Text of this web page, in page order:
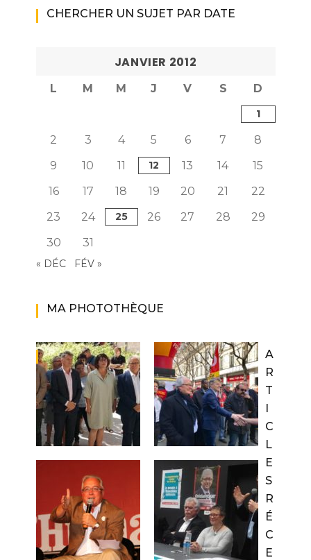
CHERCHER UN SUJET PAR DATE
JANVIER 2012
L M M J V S D
1
2 3 4 5 6 7
8
9
10 11 12 13 14
15
16
17 18 19 20 21
22
23
24 25 26 27 28
29
30
31
« DÉC FÉV »
MA PHOTOTHÈQUE
A
R
T
I
C
L
E
S
R
É
C
E